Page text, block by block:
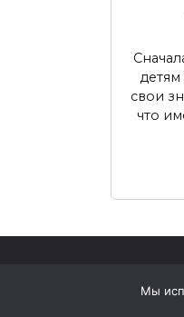
детям
свои
что
© 2026
Мы